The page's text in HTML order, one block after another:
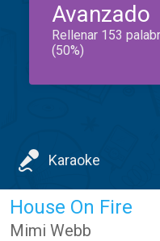
Avanzado
Rellenar 153
(50%)
Karaoke
House On Fire
Mimi Webb